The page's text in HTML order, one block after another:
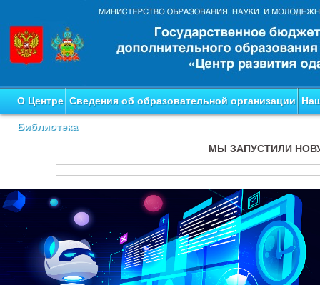
О Центре Сведения об образовательной организации
Библиотека
МЫ ЗАПУСТИЛИ